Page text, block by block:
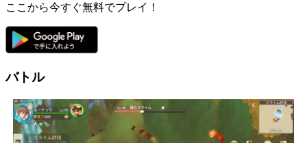
ここから今すぐ無料でプレイ！
バトル